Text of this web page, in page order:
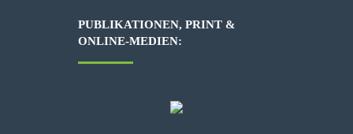
PUBLIKATIONEN, PRINT &
ONLINE-MEDIEN: